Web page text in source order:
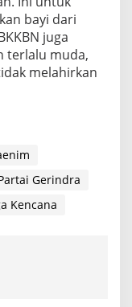
bayi dari
juga
terlalu muda,
melahirkan
Gerindra
Kencana